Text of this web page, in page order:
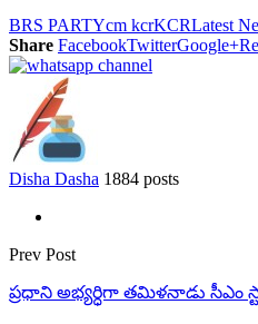
BRS PARTYcm kcrKCRLatest
Share FacebookTwitterGoogle+
Disha Dasha 1884 posts
Prev Post
ప్రధాని అభ్యర్ధిగా తమిళనాడు సీఎం